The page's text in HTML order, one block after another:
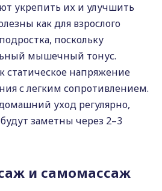
укрепить их и улучшить
как для взрослого
поскольку
мышечный тонус.
статическое напряжение
с легким сопротивлением.
уход регулярно,
заметны через 2–3
и самомассаж